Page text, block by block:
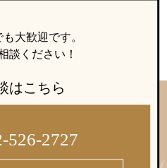
大歓迎です。
談ください！
はこちら
526-2727